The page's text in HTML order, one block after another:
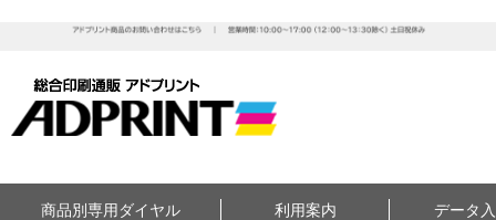
商品別専用ダイヤル 利用案内 データ